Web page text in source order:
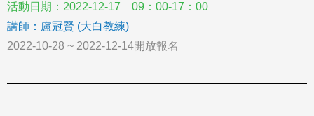
活動日期：2022-12-17 09：00-17：00
講師：盧冠賢 (大白教練)
2022-10-28 ~ 2022-12-14開放報名